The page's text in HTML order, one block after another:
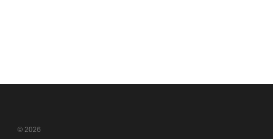
© 2026